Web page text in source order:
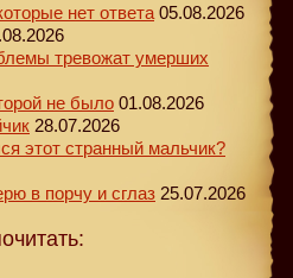
нет ответа 05.08.2026
тревожат умерших
не было 01.08.2026
28.07.2026
этот странный мальчик?
в порчу и сглаз 25.07.2026